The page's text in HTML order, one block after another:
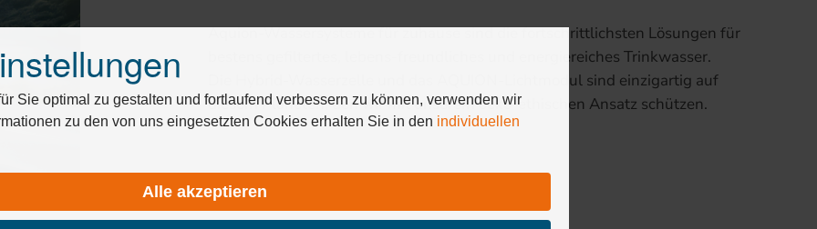
Aquion-Wassersysteme für zuhause sind die fortschrittlichsten Lösungen für
bestens gefiltertes, lebens-freundliches und energiereiches Trinkwasser.
Die Hybrid-Wasserzelle und das AQUION-Lichtmodul sind einzigartig auf
diesem Planeten, den wir mit unserem oeko-ethischen Ansatz schützen.
Sie optimal zu gestalten und fortlaufend verbessern zu können, verwenden wir
zu den von uns eingesetzten Cookies erhalten Sie in den individuellen
Alle akzeptieren